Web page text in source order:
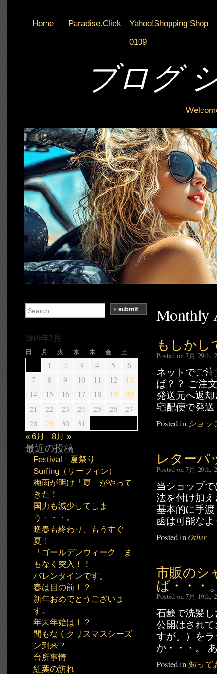
Home Paradise.Click
Yahoo!Shopping Shop
0109
ブログ
Monthly
もしかし
Posted on 7月 29th,
ネットでご
ば？？ ご注
発送元へ返
宅配便で発
Posted in ショッ
レターパ
Posted on 7月 20th,
当ショップ
法を付け加
基本的に手
函は可能な
Posted in Other
市販のシ
ば・・・
Posted on 7月 19th,
石鹸で洗髪
公開はされ
すが。）を
か・・・。
Posted in 知って
2019年7月
日 月 火 水 木 金 土
1 2 3 4 5
6
7
8 9 10 11 12
13
14
15 16 17 18 19
20
21
22 23 24 25 26
27
28
29 30 31
« 6月 8月 »
最近の投稿
Festival｜夏祭り
Surfing（サーフィン）
梅雨が明け「夏」がやって
きた！
国力も減少してしま
う・・・。
晩春も終わり、もうすぐ
夏！
「ゴールデンウィーク」ま
もなく突入！！
バレンタインです。
春は目の前！？
新年おめでとうございま
す。
年末年始は！？
間もなくクリスマスシーズ
ン到来？
台所事情
紅葉の訪れ